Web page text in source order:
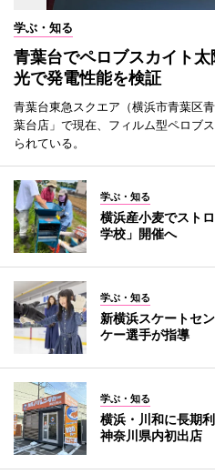
学ぶ・知る
青葉台でペロブスカイト
光で発電性能を検証
青葉台東急スクエア（横浜市青葉区
葉台店」で現在、フィルム型ペロブ
られている。
学ぶ・知る
横浜産小麦でスト
学校」開催へ
学ぶ・知る
新横浜スケートセ
ケー選手が指導
学ぶ・知る
横浜・川和に長期
神奈川県内初出店